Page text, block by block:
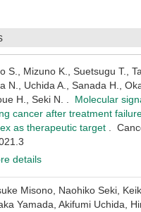
S., Mizuno K., Suetsugu T.,
N., Uchida A., Sanada H.,
H., Seki N. . Molecular
cancer after treatment
as therapeutic target .
details
Misono, Naohiko Seki,
Yamada, Akifumi Uchida,